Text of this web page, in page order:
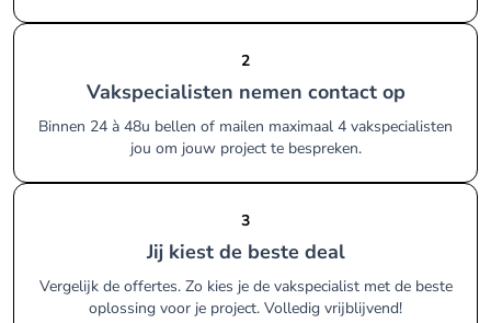
2
Vakspecialisten nemen contact op
Binnen 24 à 48u bellen of mailen maximaal 4 vakspecialisten
jou om jouw project te bespreken.
3
Jij kiest de beste deal
Vergelijk de offertes. Zo kies je de vakspecialist met de beste
oplossing voor je project. Volledig vrijblijvend!